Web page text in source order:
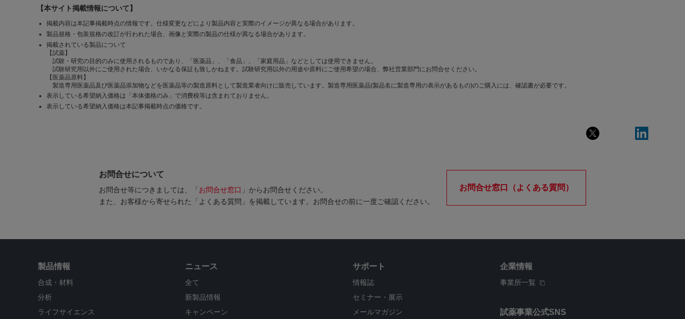
【本サイト掲載情報について】
掲載内容は本記事掲載時点の情報です。仕様変更などにより製品内容と実際のイメージが異なる場合があります。
製品規格・包装規格の改訂が行われた場合、画像と実際の製品の仕様が異なる場合があります。
掲載されている製品について
【試薬】
試験・研究の目的のみに使用されるものであり、「医薬品」、「食品」、「家庭用品」などとしては使用できません。
試験研究用以外にご使用された場合、いかなる保証も致しかねます。試験研究用以外の用途や原料にご使用希望の場合、弊社営業部門にお問合せください。
【医薬品原料】
製造専用医薬品及び医薬品添加物などを医薬品等の製造原料として製造業者向けに販売しています。製造専用医薬品(製品名に製造専用の表示があるもの)のご購入には、確認書が必要です。
表示している希望納入価格は「本体価格のみ」で消費税等は含まれておりません。
表示している希望納入価格は本記事掲載時点の価格です。
お問合せについて
お問合せ等につきましては、「 お問合せ窓口 」からお問合せください。
また、お客様から寄せられた「よくある質問」を掲載しています。お問合せの前に一度ご確認ください。
お問合せ窓口（よくある質問）
製品情報
合成・材料
分析
ライフサイエンス
ニュース
全て
新製品情報
キャンペーン
サポート
情報誌
セミナー・展示
メールマガジン
企業情報
事業所一覧
試薬事業公式SNS